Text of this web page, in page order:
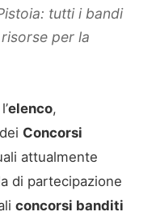
tutti i bandi
per la
elenco,
Concorsi
attualmente
di partecipazione
concorsi banditi